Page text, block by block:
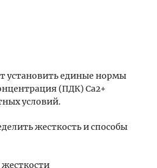
установить единые нормы
(ПДК) Са2+
условий.